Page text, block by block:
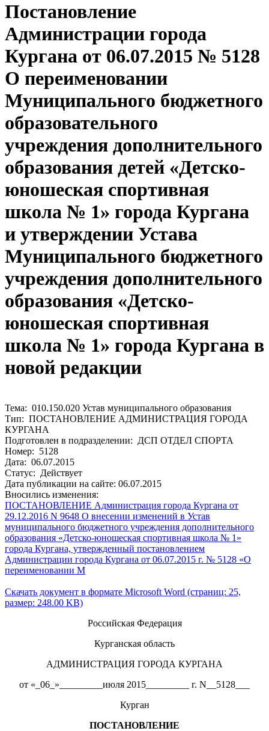
Постановление
Администрации города
Кургана от 06.07.2015 № 5128
О переименовании
Муниципального бюджетного
образовательного
учреждения дополнительного
образования детей «Детско-
юношеская спортивная
школа № 1» города Кургана
и утверждении Устава
Муниципального бюджетного
учреждения дополнительного
образования «Детско-
юношеская спортивная
школа № 1» города Кургана в
новой редакции
Тема: 010.150.020 Устав муниципального образования
Тип: ПОСТАНОВЛЕНИЕ АДМИНИСТРАЦИЯ ГОРОДА
КУРГАНА
Подготовлен в подразделении: ДСП ОТДЕЛ СПОРТА
Номер: 5128
Дата: 06.07.2015
Статус: Действует
Дата публикации на сайте: 06.07.2015
Вносились изменения:
ПОСТАНОВЛЕНИЕ Администрация города Кургана от
29.12.2016 N 9648 О внесении изменений в Устав
муниципального бюджетного учреждения дополнительного
образования «Детско-юношеская спортивная школа № 1»
города Кургана, утвержденный постановлением
Администрации города Кургана от 06.07.2015 г. № 5128 «О
переименовании М
Скачать документ в формате Microsoft Word (страниц: 25,
размер: 248.00 KB)
Российская Федерация
Курганская область
АДМИНИСТРАЦИЯ ГОРОДА КУРГАНА
от «_06_»_________июля 2015_________ г. N__5128___
Курган
ПОСТАНОВЛЕНИЕ